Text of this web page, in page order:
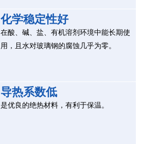
化学稳定性好
在酸、碱、盐、有机溶剂环境中能长期使
用，且水对玻璃钢的腐蚀几乎为零。
导热系数低
是优良的绝热材料，有利于保温。